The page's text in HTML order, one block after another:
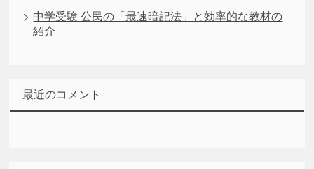
中学受験 公民の「最速暗記法」と効率的な教材の
紹介
最近のコメント